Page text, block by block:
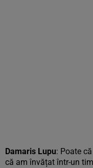
Damaris Lupu: Poate
că am învățat într-un